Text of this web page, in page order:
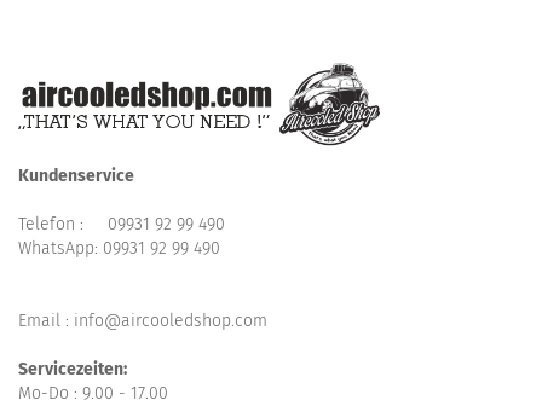
Kundenservice
Telefon : 09931 92 99 490
WhatsApp: 09931 92 99 490
Email : info@aircooledshop.com
Servicezeiten:
Mo-Do : 9.00 - 17.00